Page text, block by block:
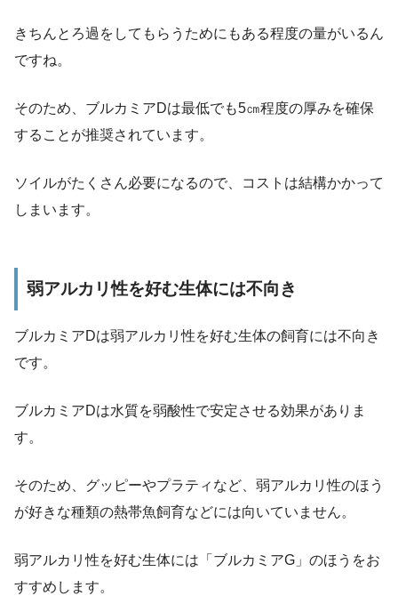
きちんとろ過をしてもらうためにもある程度の量がいるん
ですね。
そのため、 ブルカミアDは最低でも5㎝程度の厚みを確保
することが推奨されています。
ソイルがたくさん必要になるので、コストは結構かかって
しまいます。
弱アルカリ性を好む生体には不向き
ブルカミアDは弱アルカリ性を好む生体の飼育には不向き
です。
ブルカミアDは水質を弱酸性で安定させる効果がありま
す。
そのため、グッピーやプラティなど、弱アルカリ性のほう
が好きな種類の熱帯魚飼育などには向いていません。
弱アルカリ性を好む生体には「ブルカミアG」のほうをお
すすめします。